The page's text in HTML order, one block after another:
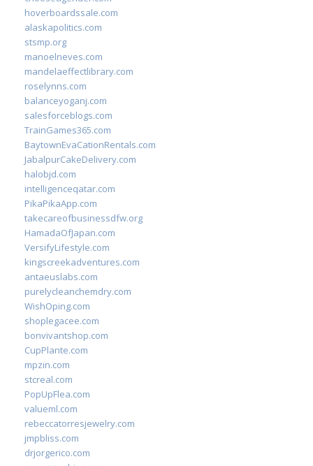
hoverboardssale.com
alaskapolitics.com
stsmp.org
manoelneves.com
mandelaeffectlibrary.com
roselynns.com
balanceyoganj.com
salesforceblogs.com
TrainGames365.com
BaytownEvaCationRentals.com
JabalpurCakeDelivery.com
halobjd.com
intelligenceqatar.com
PikaPikaApp.com
takecareofbusinessdfw.org
HamadaOfJapan.com
VersifyLifestyle.com
kingscreekadventures.com
antaeuslabs.com
purelycleanchemdry.com
WishOping.com
shoplegacee.com
bonvivantshop.com
CupPlante.com
mpzin.com
stcreal.com
PopUpFlea.com
valueml.com
rebeccatorresjewelry.com
jmpbliss.com
drjorgerico.com